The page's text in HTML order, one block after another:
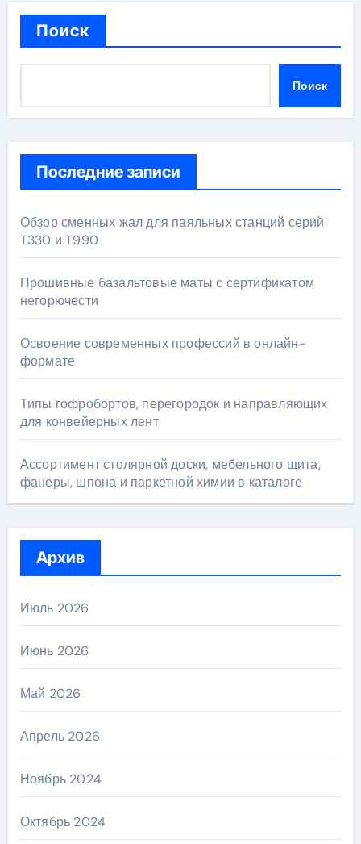
Поиск
Поиск
Последние записи
Обзор сменных жал для паяльных станций серий
T330 и T990
Прошивные базальтовые маты с сертификатом
негорючести
Освоение современных профессий в онлайн-
формате
Типы гофробортов, перегородок и направляющих
для конвейерных лент
Ассортимент столярной доски, мебельного щита,
фанеры, шпона и паркетной химии в каталоге
Архив
Июль 2026
Июнь 2026
Май 2026
Апрель 2026
Ноябрь 2024
Октябрь 2024